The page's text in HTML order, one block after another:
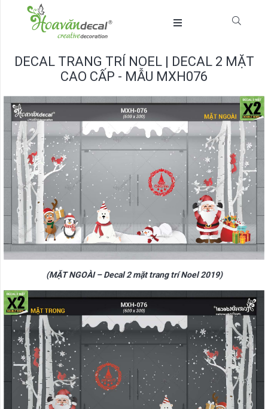
DECAL TRANG TRÍ NOEL | DECAL 2 MẶT
CAO CẤP - MẪU MXH076
(MẶT NGOÀI – Decal 2 mặt trang trí Noel 2019)